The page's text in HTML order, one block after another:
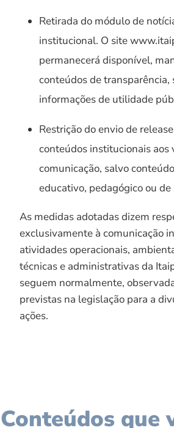
Retirada do módulo de
institucional. O site
permanecerá disponível,
conteúdos de transparência,
informações de utilidade
Restrição do envio de
conteúdos institucionais aos
comunicação, salvo
educativo, pedagógico ou de
As medidas adotadas dizem
exclusivamente à comunicação
atividades operacionais,
técnicas e administrativas da
seguem normalmente,
previstas na legislação para a
ações.
Conteúdos que